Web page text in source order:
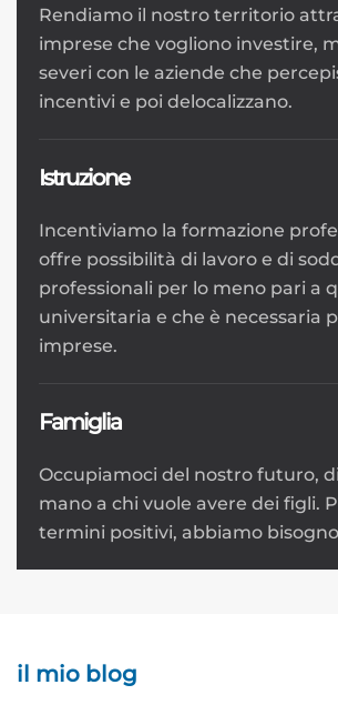
Rendiamo il nostro territorio
imprese che vogliono investire,
severi con le aziende che
incentivi e poi delocalizzano.
Istruzione
Incentiviamo la formazione
offre possibilità di lavoro e di
professionali per lo meno pari a
universitaria e che è necessaria
imprese.
Famiglia
Occupiamoci del nostro futuro,
mano a chi vuole avere dei figli.
termini positivi, abbiamo
il mio blog